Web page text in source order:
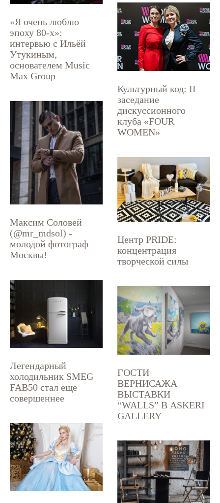
«Я очень люблю
эпоху 80-х»:
интервью с Ильёй
Утукиным,
основателем Music
Max Group
Культурный код: II
заседание
дискуссионного
клуба «FOUR
WOMEN»
Максим Соловей
(@mr_mdsol) -
молодой фотограф
Москвы!
Центр PRIDE:
концентрация
творческой силы
Легендарный
холодильник SMEG
FAB50 стал еще
совершеннее
ГОСТИ
ВЕРНИСАЖА
ВЫСТАВКИ
“WALLS” В ASKERI
GALLERY